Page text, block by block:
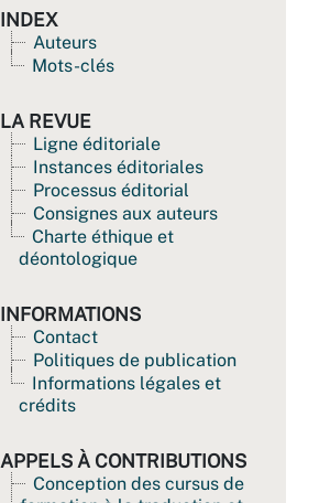
INDEX
Auteurs
Mots-clés
LA REVUE
Ligne éditoriale
Instances éditoriales
Processus éditorial
Consignes aux auteurs
Charte éthique et
déontologique
INFORMATIONS
Contact
Politiques de publication
Informations légales et
crédits
APPELS À CONTRIBUTIONS
Conception des cursus de